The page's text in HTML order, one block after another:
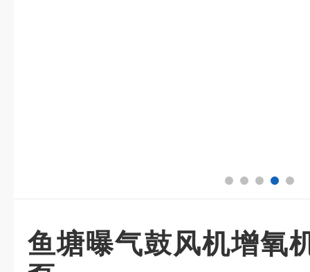
鱼塘曝气鼓风机增氧